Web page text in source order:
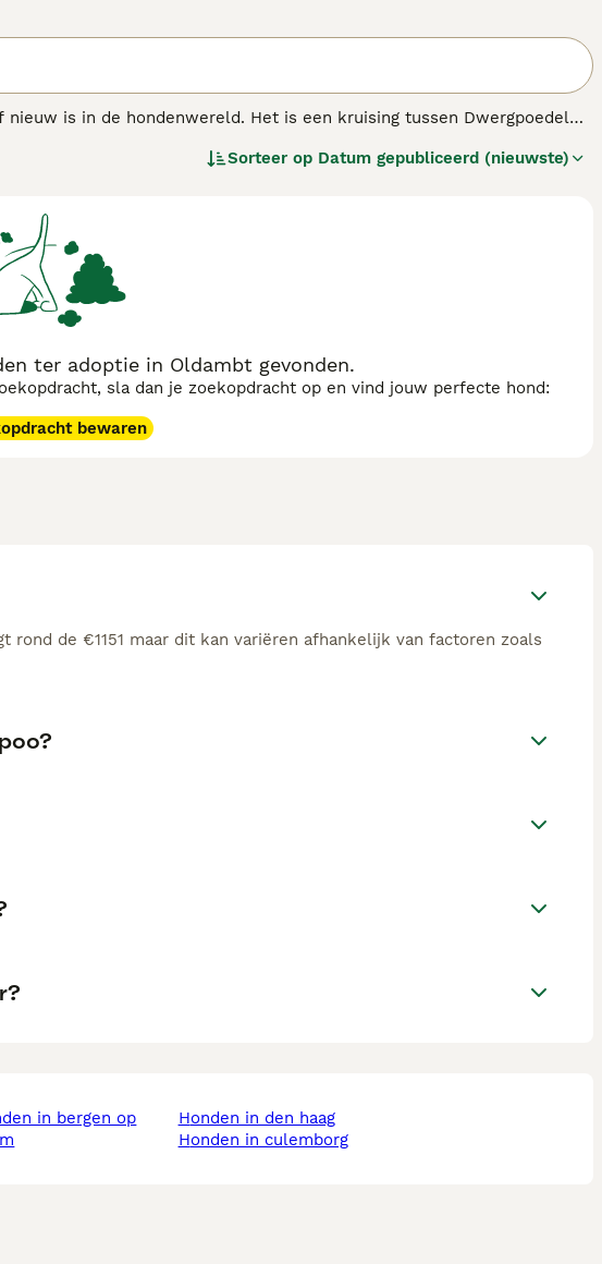
is in de hondenwereld. Het is een kruising tussen Dwergpoedel
van de goede eigenschappen van de twee rassen hebben geërfd,
Sorteer op Datum gepubliceerd (nieuwste)
ter adoptie in Oldambt gevonden.
sla dan je zoekopdracht op en vind jouw perfecte hond:
bewaren
de €1151 maar dit kan variëren afhankelijk van factoren zoals
honden in den haag
honden in culemborg